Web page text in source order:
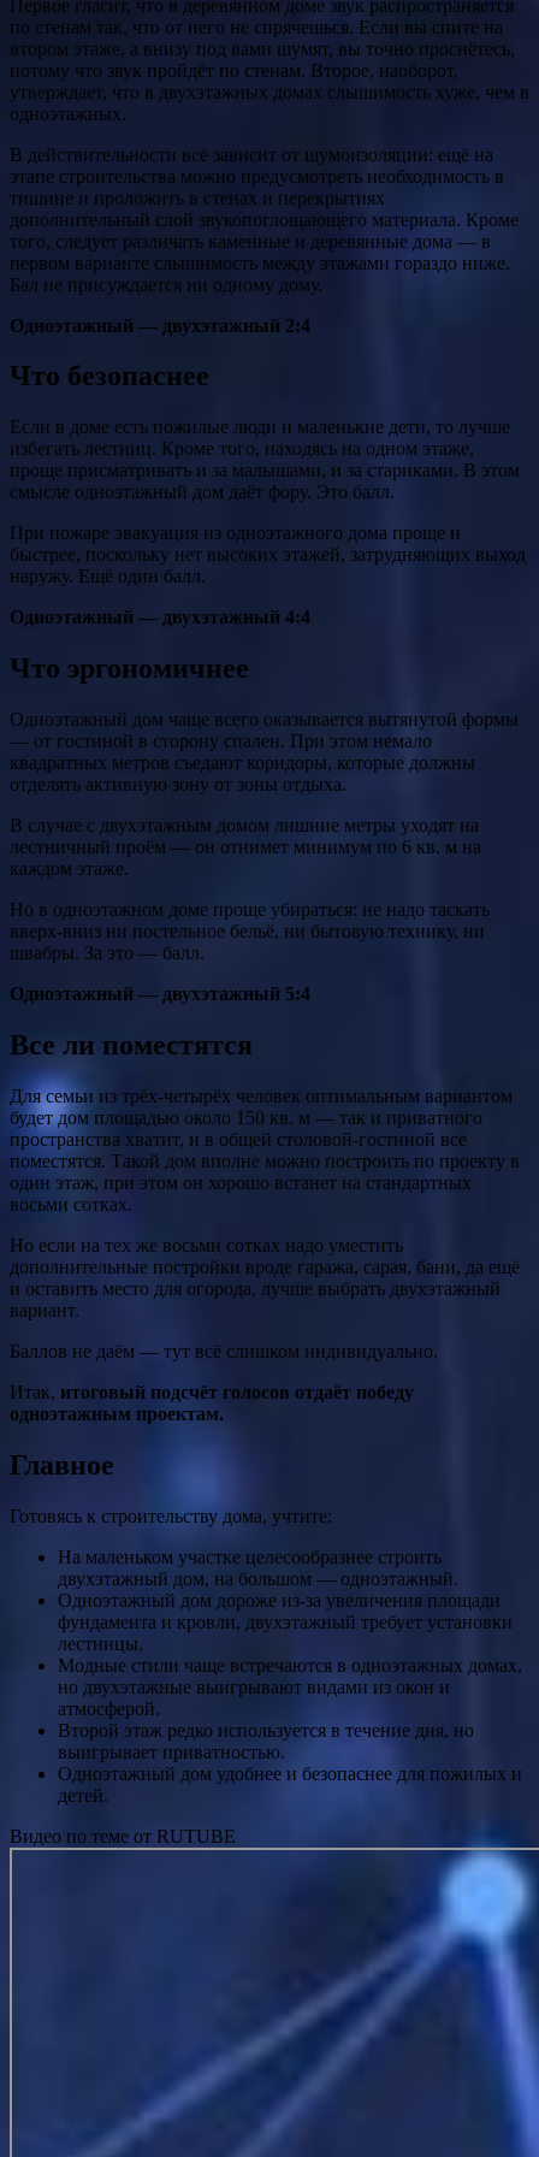
Первое гласит, что в деревянном доме звук распространяется
по стенам так, что от него не спрячешься. Если вы спите на
втором этаже, а внизу под вами шумят, вы точно проснётесь,
потому что звук пройдёт по стенам. Второе, наоборот,
утверждает, что в двухэтажных домах слышимость хуже, чем в
одноэтажных.
В действительности всё зависит от шумоизоляции: ещё на
этапе строительства можно предусмотреть необходимость в
тишине и проложить в стенах и перекрытиях
дополнительный слой звукопоглощающего материала. Кроме
того, следует различать каменные и деревянные дома — в
первом варианте слышимость между этажами гораздо ниже.
Бал не присуждается ни одному дому.
Одноэтажный — двухэтажный 2:4
Что безопаснее
Если в доме есть пожилые люди и маленькие дети, то лучше
избегать лестниц. Кроме того, находясь на одном этаже,
проще присматривать и за малышами, и за стариками. В этом
смысле одноэтажный дом даёт фору. Это балл.
При пожаре эвакуация из одноэтажного дома проще и
быстрее, поскольку нет высоких этажей, затрудняющих выход
наружу. Ещё один балл.
Одноэтажный — двухэтажный 4:4
Что эргономичнее
Одноэтажный дом чаще всего оказывается вытянутой формы
— от гостиной в сторону спален. При этом немало
квадратных метров съедают коридоры, которые должны
отделять активную зону от зоны отдыха.
В случае с двухэтажным домом лишние метры уходят на
лестничный проём — он отнимет минимум по 6 кв. м на
каждом этаже.
Но в одноэтажном доме проще убираться: не надо таскать
вверх-вниз ни постельное бельё, ни бытовую технику, ни
швабры. За это — балл.
Одноэтажный — двухэтажный 5:4
Все ли поместятся
Для семьи из трёх-четырёх человек оптимальным вариантом
будет дом площадью около 150 кв. м — так и приватного
пространства хватит, и в общей столовой-гостиной все
поместятся. Такой дом вполне можно построить по проекту в
один этаж, при этом он хорошо встанет на стандартных
восьми сотках.
Но если на тех же восьми сотках надо уместить
дополнительные постройки вроде гаража, сарая, бани, да ещё
и оставить место для огорода, лучше выбрать двухэтажный
вариант.
Баллов не даём — тут всё слишком индивидуально.
Итак, итоговый подсчёт голосов отдаёт победу
одноэтажным проектам.
Главное
Готовясь к строительству дома, учтите:
На маленьком участке целесообразнее строить
двухэтажный дом, на большом — одноэтажный.
Одноэтажный дом дороже из-за увеличения площади
фундамента и кровли, двухэтажный требует установки
лестницы.
Модные стили чаще встречаются в одноэтажных домах,
но двухэтажные выигрывают видами из окон и
атмосферой.
Второй этаж редко используется в течение дня, но
выигрывает приватностью.
Одноэтажный дом удобнее и безопаснее для пожилых и
детей.
Видео по теме от RUTUBE